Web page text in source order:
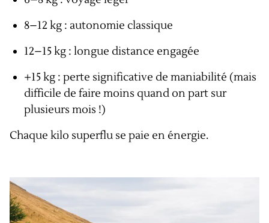
8–12 kg : autonomie classique
12–15 kg : longue distance engagée
+15 kg : perte significative de maniabilité (mais
difficile de faire moins quand on part sur
plusieurs mois !)
Chaque kilo superflu se paie en énergie.